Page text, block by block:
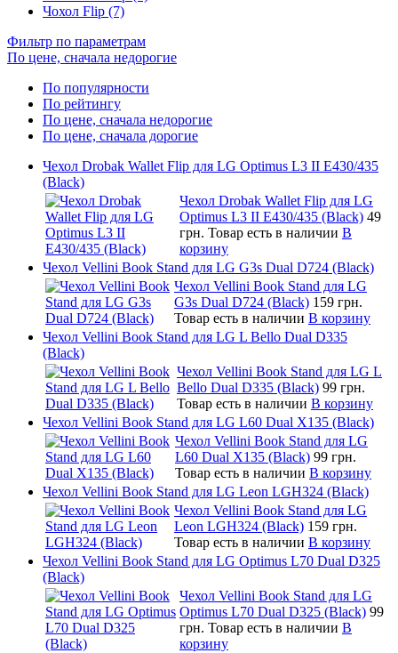
Чохол Flip (7)
Фильтр по параметрам
По цене, сначала недорогие
По популярности
По рейтингу
По цене, сначала недорогие
По цене, сначала дорогие
Чехол Drobak Wallet Flip для LG Optimus L3 II E430/435
(Black)
Чехол Drobak Wallet Flip для LG
Optimus L3 II E430/435 (Black) 49
грн. Товар есть в наличии В
корзину
Чехол Vellini Book Stand для LG G3s Dual D724 (Black)
Чехол Vellini Book Stand для LG
G3s Dual D724 (Black) 159 грн.
Товар есть в наличии В корзину
Чехол Vellini Book Stand для LG L Bello Dual D335
(Black)
Чехол Vellini Book Stand для LG L
Bello Dual D335 (Black) 99 грн.
Товар есть в наличии В корзину
Чехол Vellini Book Stand для LG L60 Dual X135 (Black)
Чехол Vellini Book Stand для LG
L60 Dual X135 (Black) 99 грн.
Товар есть в наличии В корзину
Чехол Vellini Book Stand для LG Leon LGH324 (Black)
Чехол Vellini Book Stand для LG
Leon LGH324 (Black) 159 грн.
Товар есть в наличии В корзину
Чехол Vellini Book Stand для LG Optimus L70 Dual D325
(Black)
Чехол Vellini Book Stand для LG
Optimus L70 Dual D325 (Black) 99
грн. Товар есть в наличии В
корзину